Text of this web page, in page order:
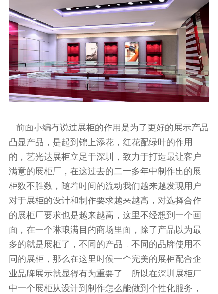
前面小编有说过展柜的作用是为了更好的展示产品
凸显产品，是起到锦上添花，红花配绿叶的作用
的，艺光达展柜立足于深圳，致力于打造最让客户
满意的展柜厂，在这过去的二十多年中制作出的展
柜数不胜数，随着时间的流动我们越来越发现用户
对于展柜的设计和制作要求越来越高，对选择合作
的展柜厂要求也是越来越高，这里不经想到一个画
面，在一个琳琅满目的商场里面，除了产品以为最
多的就是展柜了，不同的产品，不同的品牌使用不
同的展柜，那么在这里时候一个完美的展柜配合企
业品牌展示就显得有为重要了，所以在深圳展柜厂
中一个展柜从设计到制作怎么能做到个性化服务，